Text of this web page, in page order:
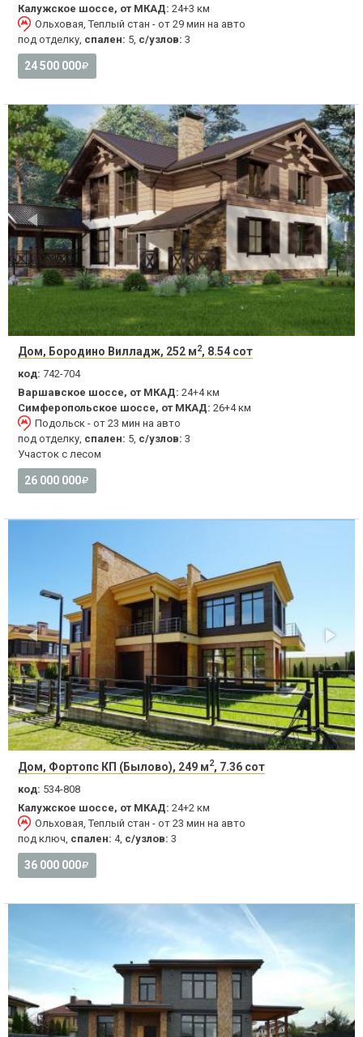
Калужское шоссе, от МКАД: 24+3 км
Ольховая, Теплый стан - от 29 мин на авто
под отделку, спален: 5, с/узлов: 3
24 500 000
Дом, Бородино Вилладж, 252 м2, 8.54 сот
код: 742-704
Варшавское шоссе, от МКАД: 24+4 км
Симферопольское шоссе, от МКАД: 26+4 км
Подольск - от 23 мин на авто
под отделку, спален: 5, с/узлов: 3
Участок с лесом
26 000 000
Дом, Фортопс КП (Былово), 249 м2, 7.36 сот
код: 534-808
Калужское шоссе, от МКАД: 24+2 км
Ольховая, Теплый стан - от 23 мин на авто
под ключ, спален: 4, с/узлов: 3
36 000 000